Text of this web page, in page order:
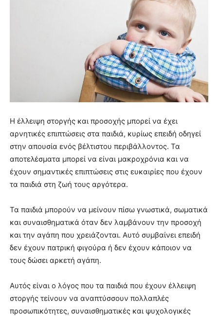
Η έλλειψη στοργής και προσοχής μπορεί να έχει
αρνητικές επιπτώσεις στα παιδιά, κυρίως επειδή οδηγεί
στην απουσία ενός βέλτιστου περιβάλλοντος. Τα
αποτελέσματα μπορεί να είναι μακροχρόνια και να
έχουν σημαντικές επιπτώσεις στις ευκαιρίες που έχουν
τα παιδιά στη ζωή τους αργότερα.
Τα παιδιά μπορούν να μείνουν πίσω γνωστικά, σωματικά
και συναισθηματικά όταν δεν λαμβάνουν την προσοχή
και την αγάπη που χρειάζονται. Αυτό συμβαίνει επειδή
δεν έχουν πατρική φιγούρα ή δεν έχουν κάποιον να
τους δώσει αρκετή αγάπη.
Αυτός είναι ο λόγος που τα παιδιά που έχουν έλλειψη
στοργής τείνουν να αναπτύσσουν πολλαπλές
προσωπικότητες, συναισθηματικές και ψυχολογικές